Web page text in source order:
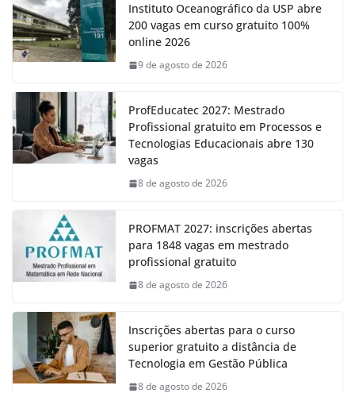
Instituto Oceanográfico da USP abre
200 vagas em curso gratuito 100%
online 2026
9 de agosto de 2026
ProfEducatec 2027: Mestrado
Profissional gratuito em Processos e
Tecnologias Educacionais abre 130
vagas
8 de agosto de 2026
PROFMAT 2027: inscrições abertas
para 1848 vagas em mestrado
profissional gratuito
8 de agosto de 2026
Inscrições abertas para o curso
superior gratuito a distância de
Tecnologia em Gestão Pública
8 de agosto de 2026